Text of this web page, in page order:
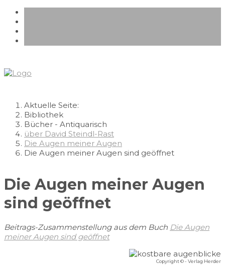
Aktuelle Seite:
Bibliothek
Bücher - Antiquarisch
über David Steindl-Rast
Die Augen meiner Augen
Die Augen meiner Augen sind geöffnet
Die Augen meiner Augen
sind geöffnet
Beitrags-Zusammenstellung aus dem Buch Die Augen
meiner Augen sind geöffnet
Copyright © - Verlag Herder